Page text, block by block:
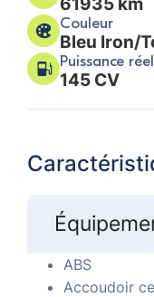
Couleur
Bleu Iron/
Puissance
145 CV
ABS
Accoudoir